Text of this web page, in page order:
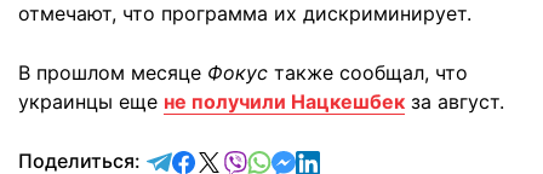
отмечают, что программа их дискриминирует.
В прошлом месяце Фокус также сообщал, что
украинцы еще не получили Нацкешбек за август.
Поделиться: отправить в Telegram
поделиться в Facebook
поделиться в X
отправить в Viber
отправить в Whatsapp
отправить в Messenger
отправить в LinkedIn